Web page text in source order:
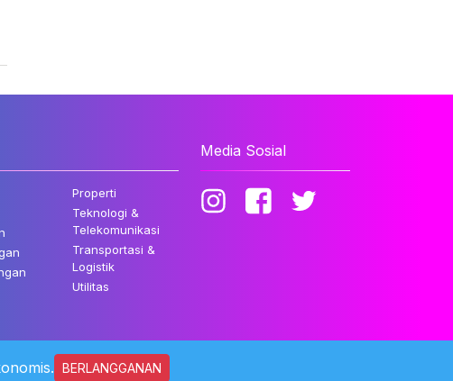
Properti
Teknologi &
Telekomunikasi
Transportasi &
Logistik
Utilitas
Media Sosial
dilindungi Undang-undang.
BERLANGGANAN